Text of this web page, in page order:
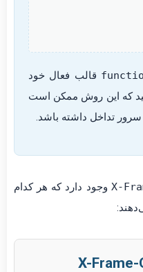
قالب فعال خود
که این روش ممکن است
تداخل داشته باشد.
وجود دارد که هر کدام